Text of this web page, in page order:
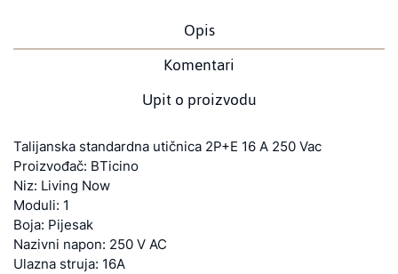
Opis
Komentari
Upit o proizvodu
Talijanska standardna utičnica 2P+E 16 A 250 Vac
Proizvođač: BTicino
Niz: Living Now
Moduli: 1
Boja: Pijesak
Nazivni napon: 250 V AC
Ulazna struja: 16A